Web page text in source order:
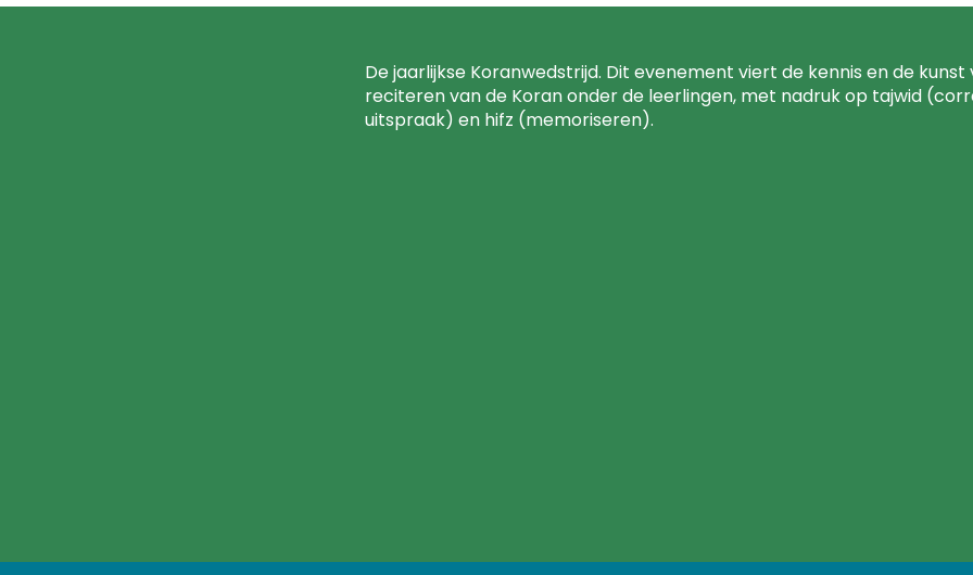
De jaarlijkse Koranwedstrijd. Dit evenement viert de kennis en de kunst
reciteren van de Koran onder de leerlingen, met nadruk op tajwid
uitspraak) en hifz (memoriseren).